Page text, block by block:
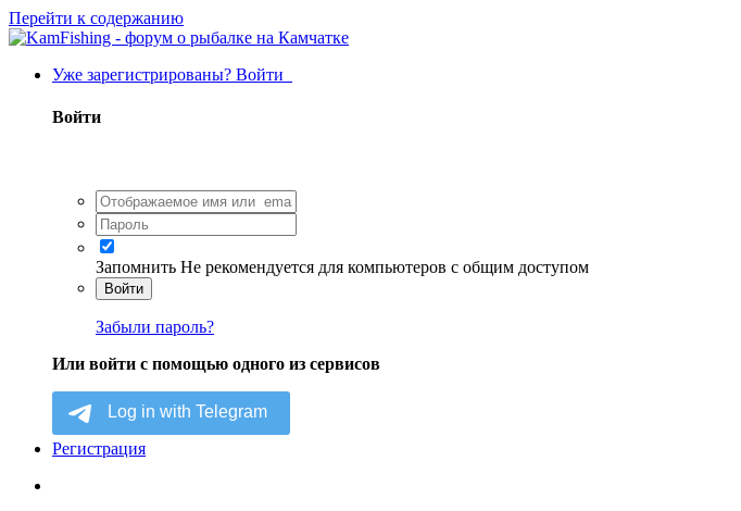
Перейти к содержанию
Уже зарегистрированы? Войти
Войти
Запомнить Не рекомендуется для компьютеров с общим доступом
Войти
Забыли пароль?
Или войти с помощью одного из сервисов
Регистрация